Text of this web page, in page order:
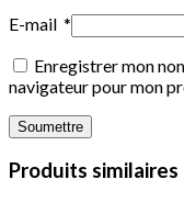
E-mail *
Enregistrer mon
navigateur pour mon
Produits similaires